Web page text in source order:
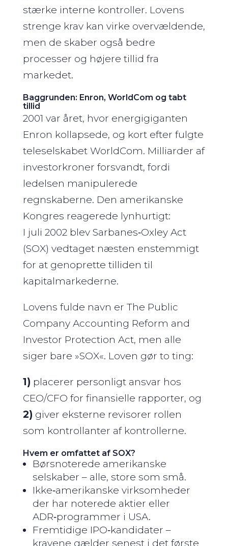
stærke interne kontroller. Lovens
strenge krav kan virke overvældende,
men de skaber også bedre
processer og højere tillid fra
markedet.
Baggrunden: Enron, WorldCom og tabt
tillid
2001 var året, hvor energigiganten
Enron kollapsede, og kort efter fulgte
teleselskabet WorldCom. Milliarder af
investorkroner forsvandt, fordi
ledelsen manipulerede
regnskaberne. Den amerikanske
Kongres reagerede lynhurtigt:
I juli 2002 blev Sarbanes‑Oxley Act
(SOX) vedtaget næsten enstemmigt
for at genoprette tilliden til
kapitalmarkederne.
Lovens fulde navn er The Public
Company Accounting Reform and
Investor Protection Act, men alle
siger bare »SOX«. Loven gør to ting:
1) placerer personligt ansvar hos
CEO/CFO for finansielle rapporter, og
2) giver eksterne revisorer rollen
som kontrollanter af kontrollerne.
Hvem er omfattet af SOX?
Børsnoterede amerikanske
selskaber – alle, store som små.
Ikke‑amerikanske virksomheder
der har noterede aktier eller
ADR‑programmer i USA.
Fremtidige IPO‑kandidater –
kravene gælder senest i det første